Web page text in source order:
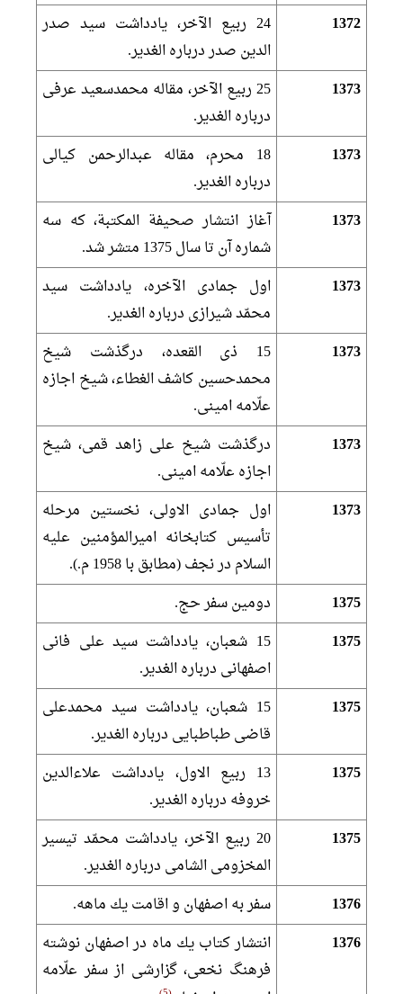
1372
24 ربيع الآخر، يادداشت سيد صدر
الدين صدر درباره الغدير.
1373
25 ربيع الآخر، مقاله محمدسعيد عرفى
درباره الغدير.
1373
18 محرم، مقاله عبدالرحمن كيالى
درباره الغدير.
1373
آغاز انتشار صحيفة المكتبة، كه سه
شماره آن تا سال 1375 متشر شد.
1373
اول جمادى الآخره، يادداشت سيد
محمّد شيرازى درباره الغدير.
1373
15 ذى القعده، درگذشت شيخ
محمدحسين كاشف الغطاء، شيخ اجازه
علّامه امينى.
1373
درگذشت شيخ على زاهد قمى، شيخ
اجازه علّامه امينى.
1373
اول جمادى الاولى، نخستين مرحله
تأسيس كتابخانه اميرالمؤمنين عليه
السلام در نجف (مطابق با 1958 م.).
1375
دومين سفر حج.
1375
15 شعبان، يادداشت سيد على فانى
اصفهانى درباره الغدير.
1375
15 شعبان، يادداشت سيد محمدعلى
قاضى طباطبايى درباره الغدير.
1375
13 ربيع الاول، يادداشت علاءالدين
خروفه درباره الغدير.
1375
20 ربيع الآخر، يادداشت محمّد تيسير
المخزومى الشامى درباره الغدير.
1376
سفر به اصفهان و اقامت يك ماهه.
1376
انتشار كتاب يك ماه در اصفهان نوشته
فرهنگ نخعى، گزارشى از سفر علّامه